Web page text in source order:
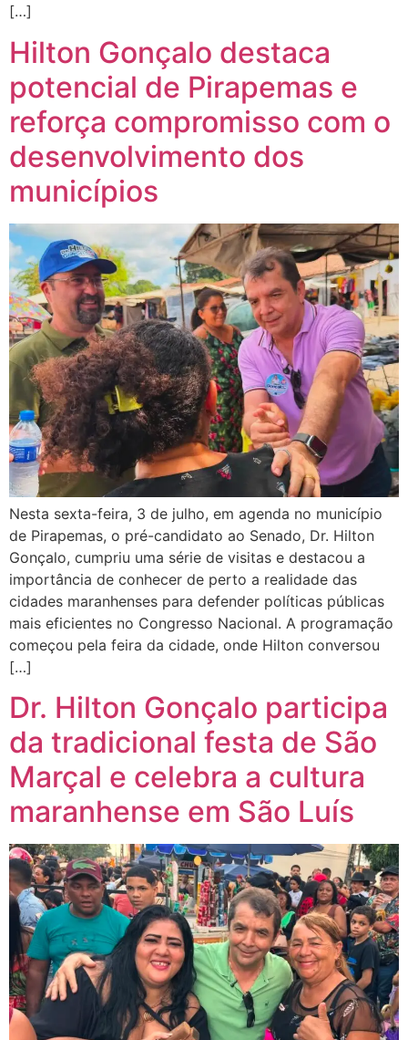
[…]
Hilton Gonçalo destaca
potencial de Pirapemas e
reforça compromisso com o
desenvolvimento dos
municípios
Nesta sexta-feira, 3 de julho, em agenda no município
de Pirapemas, o pré-candidato ao Senado, Dr. Hilton
Gonçalo, cumpriu uma série de visitas e destacou a
importância de conhecer de perto a realidade das
cidades maranhenses para defender políticas públicas
mais eficientes no Congresso Nacional. A programação
começou pela feira da cidade, onde Hilton conversou
[…]
Dr. Hilton Gonçalo participa
da tradicional festa de São
Marçal e celebra a cultura
maranhense em São Luís